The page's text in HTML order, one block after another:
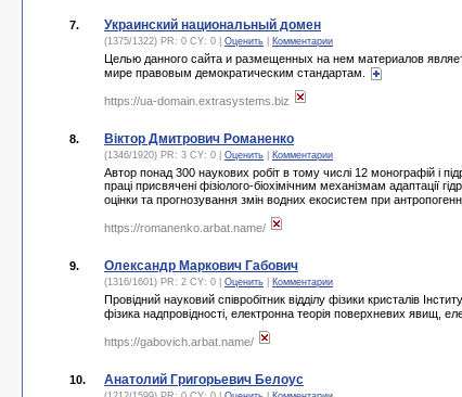
7. Украинский национальный домен
(1375/1322) PR: 0 CY: 0 | Оценить Комментарии
Целью данного сайта и размещенных на нем материалов
мире правовым демократическим стандартам.
https://ua-domain.extrasystems.biz
8. Віктор Дмитрович Романенко
(1346/1920) PR: 3 CY: 0 | Оценить Комментарии
Автор понад 300 наукових робіт в тому числі 12 монографій і
праці присвячені фізіолого-біохімічним механізмам адаптації
оцінки та прогнозування змін водних екосистем при
https://romanenko.arbat.name/
9. Олександр Маркович Габович
(1316/1601) PR: 2 CY: 0 | Оценить Комментарии
Провідний науковий співробітник відділу фізики кристалів
фізика надпровідності, електронна теорія поверхневих явищ,
https://gabovich.arbat.name/
10. Анатолий Григорьевич Белоус